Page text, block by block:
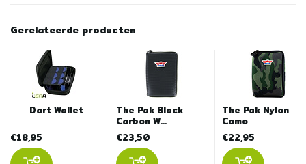
Gerelateerde producten
Dart Wallet
€18,95
The Pak Black
Carbon W...
€23,50
The Pak Nylon
Camo
€22,95